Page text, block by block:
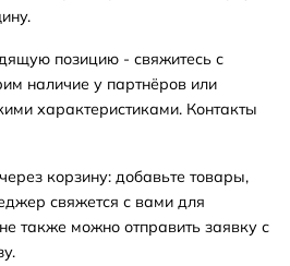
позицию - свяжитесь с
наличие у партнёров или
характеристиками. Контакты
корзину: добавьте товары,
свяжется с вами для
также можно отправить заявку с